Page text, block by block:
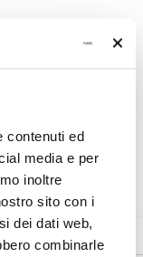
contenuti ed
media e per
inoltre
sito con i
dei dati web,
combinarle